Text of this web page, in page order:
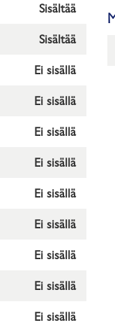
Sisältää
Sisältää
Ei sisällä
Ei sisällä
Ei sisällä
Ei sisällä
Ei sisällä
Ei sisällä
Ei sisällä
Ei sisällä
Ei sisällä